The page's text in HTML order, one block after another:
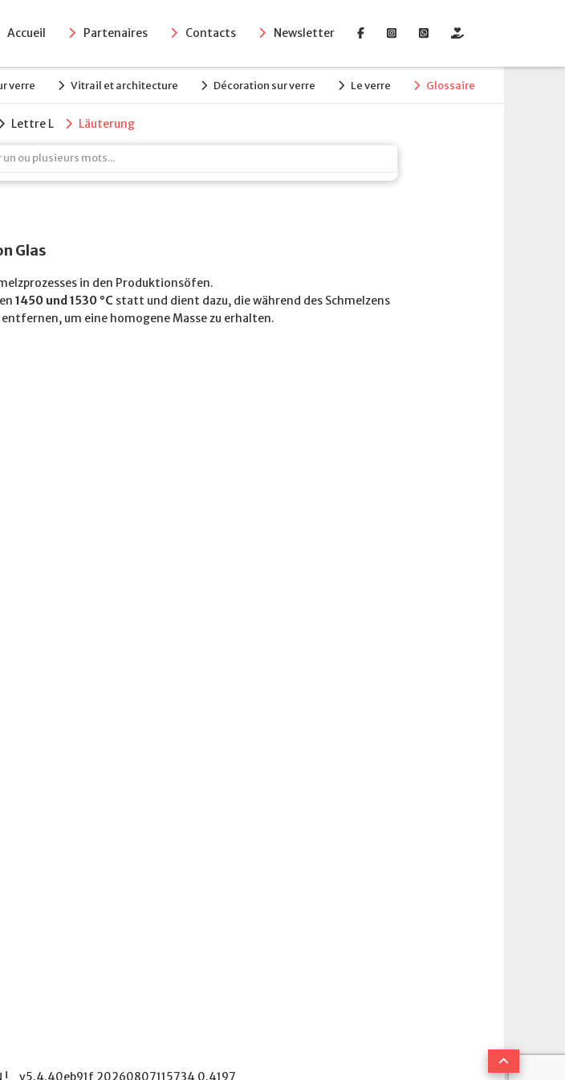
verre Vitrail et architecture Décoration sur verre Le verre Glossaire
Accueil Partenaires Contacts Newsletter
Lettre L Läuterung
Glas
in den Produktionsöfen.
1450 und 1530 °C statt und dient dazu, die während des Schmelzens
um eine homogene Masse zu erhalten.
v5.4.40eb91f 20260807115734 0.4197